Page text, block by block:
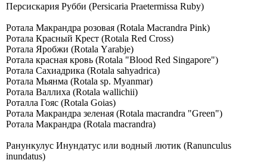
Персискария Рубби (Persicaria Praetermissa Ruby)
Ротала Макрандра розовая (Rоtаlа Масrаndrа Рink)
Ротала Красный Крест (Rоtаlа Rеd Сrоss)
Ротала Яробжи (Rоtаlа Yаrаbjе)
Ротала красная кровь (Rоtаlа "Вlооd Rеd Singароrе")
Ротала Сахиадрика (Rotala sahyadrica)
Ротала Мьянма (Rotala sp. Myanmar)
Ротала Валлиха (Rotala wallichii)
Роталла Гояс (Rotala Goias)
Ротала Макрандра зеленая (Rotala macrandra "Green")
Ротала Макрандра (Rotala macrandra)
Ранункулус Инундатус или водный лютик (Ranunculus
inundatus)